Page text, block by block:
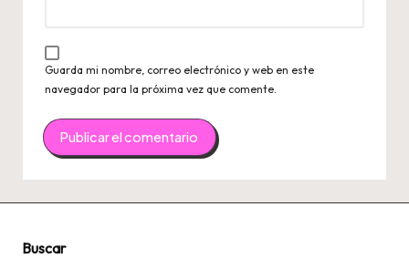
Guarda mi nombre, correo electrónico y web en este
navegador para la próxima vez que comente.
Buscar